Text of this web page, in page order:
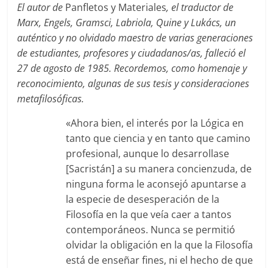
El autor de Panfletos y Materiales, el traductor de
Marx, Engels, Gramsci, Labriola, Quine y Lukács, un
auténtico y no olvidado maestro de varias generaciones
de estudiantes, profesores y ciudadanos/as, falleció el
27 de agosto de 1985. Recordemos, como homenaje y
reconocimiento, algunas de sus tesis y consideraciones
metafilosóficas.
«Ahora bien, el interés por la Lógica en
tanto que ciencia y en tanto que camino
profesional, aunque lo desarrollase
[Sacristán] a su manera concienzuda, de
ninguna forma le aconsejó apuntarse a
la especie de desesperación de la
Filosofía en la que veía caer a tantos
contemporáneos. Nunca se permitió
olvidar la obligación en la que la Filosofía
está de enseñar fines, ni el hecho de que